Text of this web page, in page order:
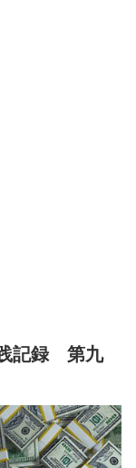
記録 第九